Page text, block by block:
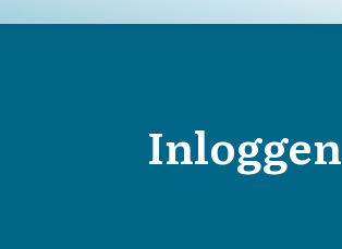
Inloggen